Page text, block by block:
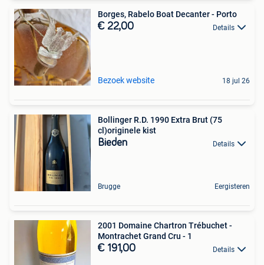
Borges, Rabelo Boat Decanter - Porto
€ 22,00 Details
Bezoek website 18 jul 26
Bollinger R.D. 1990 Extra Brut (75
cl)originele kist
Bieden Details
Brugge Eergisteren
2001 Domaine Chartron Trébuchet -
Montrachet Grand Cru - 1
€ 191,00 Details